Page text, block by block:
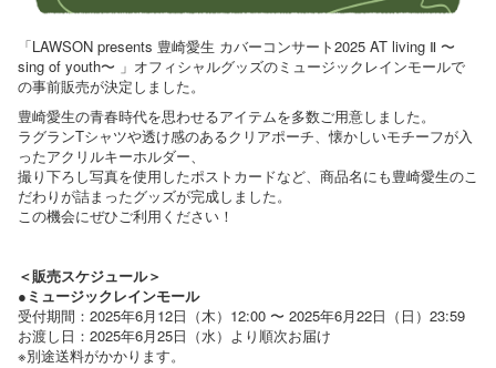
「LAWSON presents 豊崎愛⽣ カバーコンサート2025 AT living Ⅱ 〜
sing of youth〜 」オフィシャルグッズのミュージックレインモールで
の事前販売が決定しました。
豊崎愛生の青春時代を思わせるアイテムを多数ご用意しました。
ラグランTシャツや透け感のあるクリアポーチ、懐かしいモチーフが入
ったアクリルキーホルダー、
撮り下ろし写真を使用したポストカードなど、商品名にも豊崎愛生のこ
だわりが詰まったグッズが完成しました。
この機会にぜひご利用ください！
＜販売スケジュール＞
●ミュージックレインモール
受付期間：2025年6月12日（木）12:00 〜 2025年6月22日（日）23:59
お渡し日：2025年6月25日（水）より順次お届け
※別途送料がかかります。